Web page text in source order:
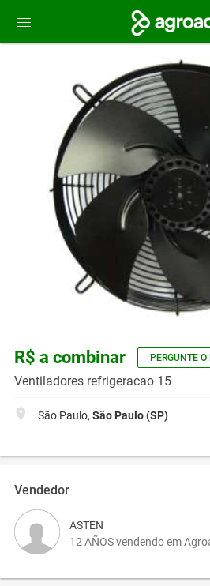
R$ a combinar PERGUNTE O
Ventiladores refrigeracao 15
São Paulo, São Paulo (SP)
Vendedor
ASTEN
12 AÑOS vendendo em